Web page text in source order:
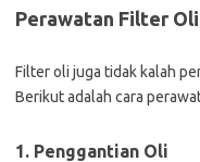
Perawatan Filter Oli
Filter oli juga tidak kalah
Berikut adalah cara
1. Penggantian Oli